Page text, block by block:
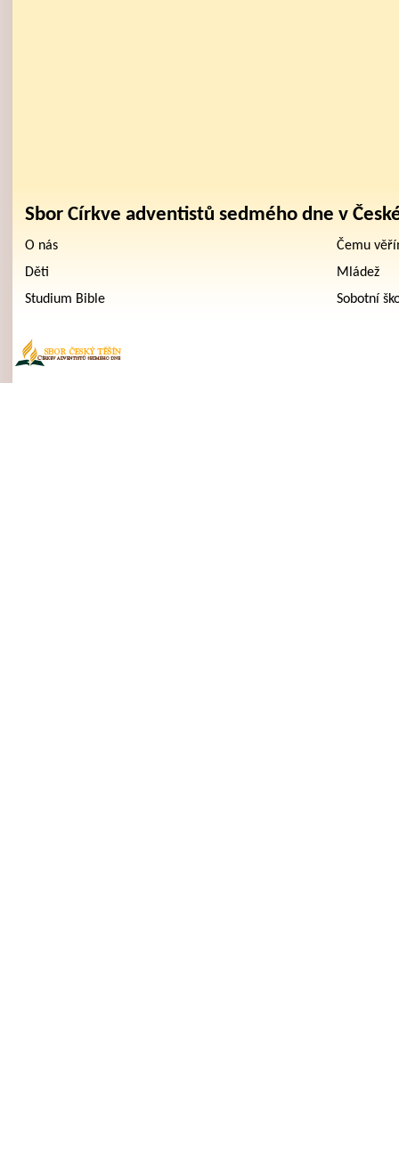
Sbor Církve adventistů sedmého dne v
O nás
Čemu
Děti
Mládež
Studium Bible
Sobotní